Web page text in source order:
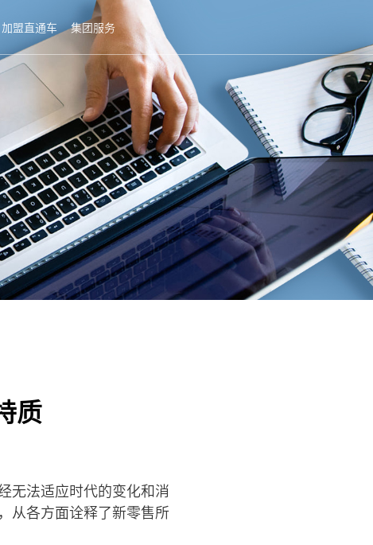
加盟直通车 集团服务
质
无法适应时代的变化和消
从各方面诠释了新零售所